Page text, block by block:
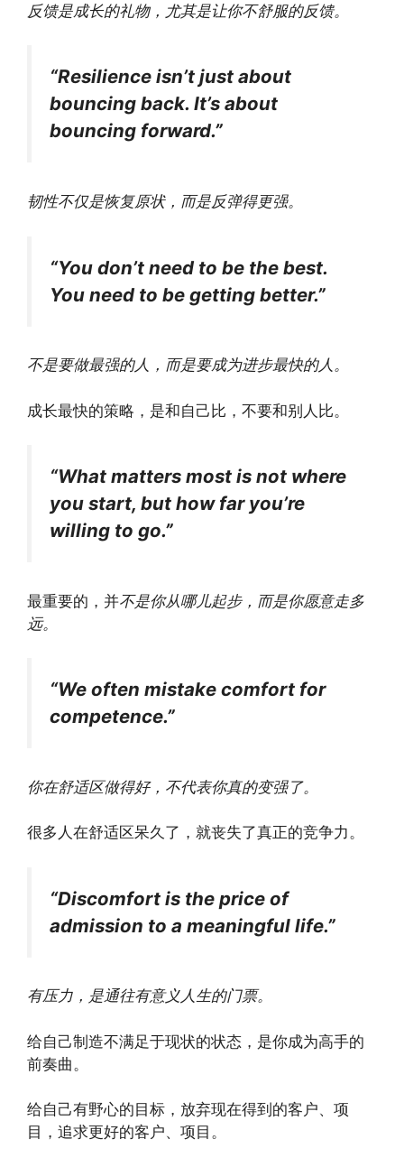
反馈是成长的礼物，尤其是让你不舒服的反馈。
“Resilience isn’t just about
bouncing back. It’s about
bouncing forward.”
韧性不仅是恢复原状，而是反弹得更强。
“You don’t need to be the best.
You need to be getting better.”
不是要做最强的人，而是要成为进步最快的人。
成长最快的策略，是和自己比，不要和别人比。
“What matters most is not where
you start, but how far you’re
willing to go.”
最重要的，并不是你从哪儿起步，而是你愿意走多
远。
“We often mistake comfort for
competence.”
你在舒适区做得好，不代表你真的变强了。
很多人在舒适区呆久了，就丧失了真正的竞争力。
“Discomfort is the price of
admission to a meaningful life.”
有压力，是通往有意义人生的门票。
给自己制造不满足于现状的状态，是你成为高手的
前奏曲。
给自己有野心的目标，放弃现在得到的客户、项
目，追求更好的客户、项目。